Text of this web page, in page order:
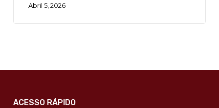
Abril 5, 2026
ACESSO RÁPIDO